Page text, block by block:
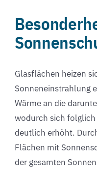
Glasflächen heizen
Sonneneinstrahlung
Wärme an die
wodurch sich
deutlich erhöht.
Flächen mit
der gesamten